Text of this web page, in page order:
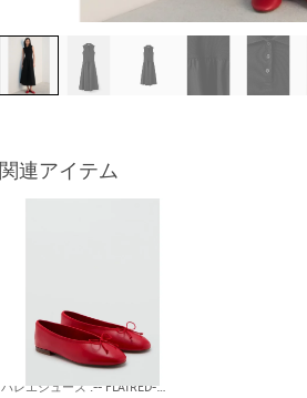
関連アイテム
バレエシューズ .-- FLATRED-H （レッド）